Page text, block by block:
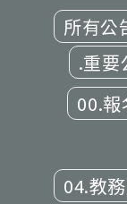
所有公
.重要
00.報
04.教